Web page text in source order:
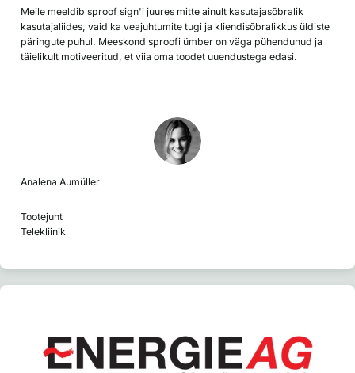
Meile meeldib sproof sign'i juures mitte ainult kasutajasõbralik
kasutajaliides, vaid ka veajuhtumite tugi ja kliendisõbralikkus üldiste
päringute puhul. Meeskond sproofi ümber on väga pühendunud ja
täielikult motiveeritud, et viia oma toodet uuendustega edasi.
Analena Aumüller
Tootejuht
Telekliinik